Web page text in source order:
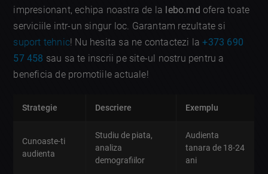
impresionant, echipa noastra de la lebo.md ofera toate
serviciile intr-un singur loc. Garantam rezultate si
suport tehnic! Nu hesita sa ne contactezi la+373 690
57 458 sau sa te inscrii pe site-ul nostru pentru a
beneficia de promotiile actuale!
Strategie Descriere Exemplu
Cunoaste-ti
audienta
Studiu de piata,
analiza
demografiilor
Audienta
tanara de 18-24
ani